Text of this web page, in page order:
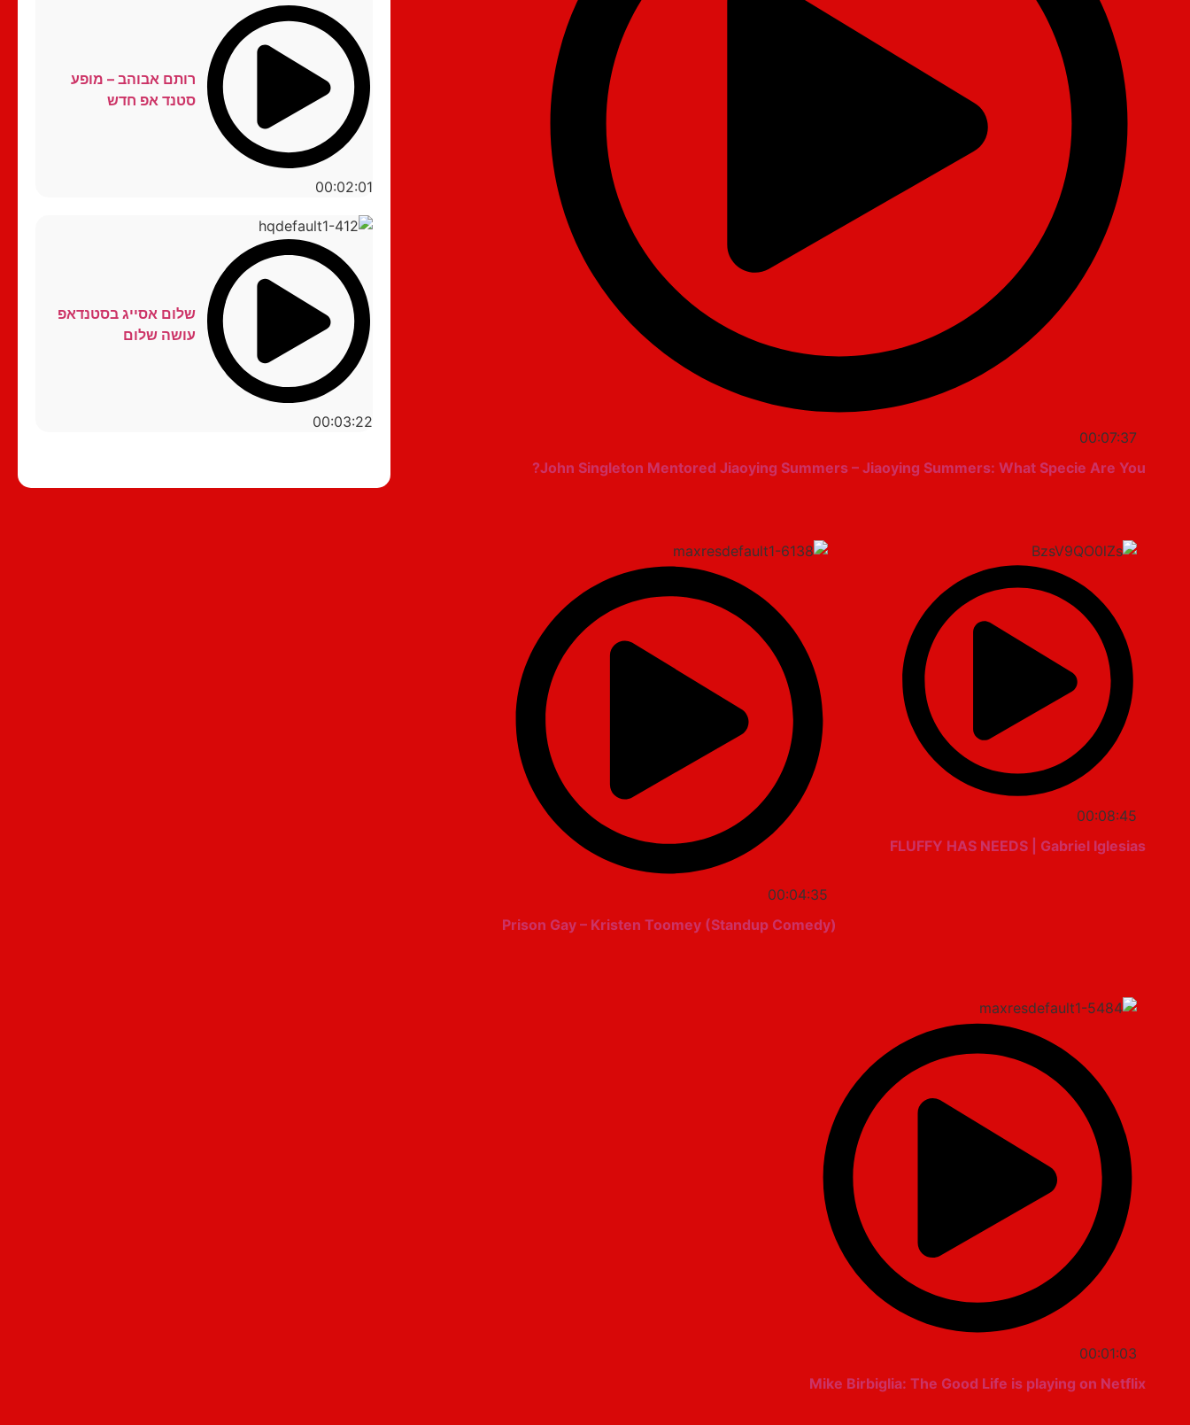
00:07:37
John Singleton Mentored Jiaoying Summers – Jiaoying Summers: What Specie Are You?
00:08:45
FLUFFY HAS NEEDS | Gabriel Iglesias
00:04:35
Prison Gay – Kristen Toomey (Standup Comedy)
00:01:03
Mike Birbiglia: The Good Life is playing on Netflix
00:02:01
רותם אבוהב – מופע
סטנד אפ חדש
00:03:22
שלום אסייג בסטנדאפ
עושה שלום